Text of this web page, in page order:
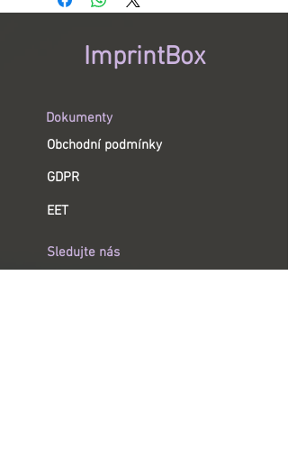
ImprintBox
Dokumenty
Sledujte nás
Obchodní podmínky
GDPR
EET